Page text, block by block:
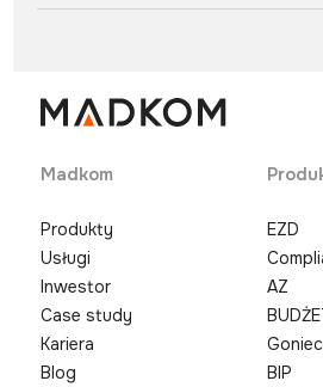
Madkom
Produkty
Usługi
Inwestor
Case study
Kariera
Blog
EZD
AZ
Goniec
BIP